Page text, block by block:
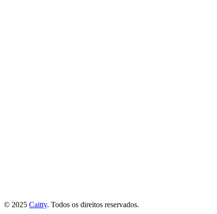
© 2025 Caitty. Todos os direitos reservados.